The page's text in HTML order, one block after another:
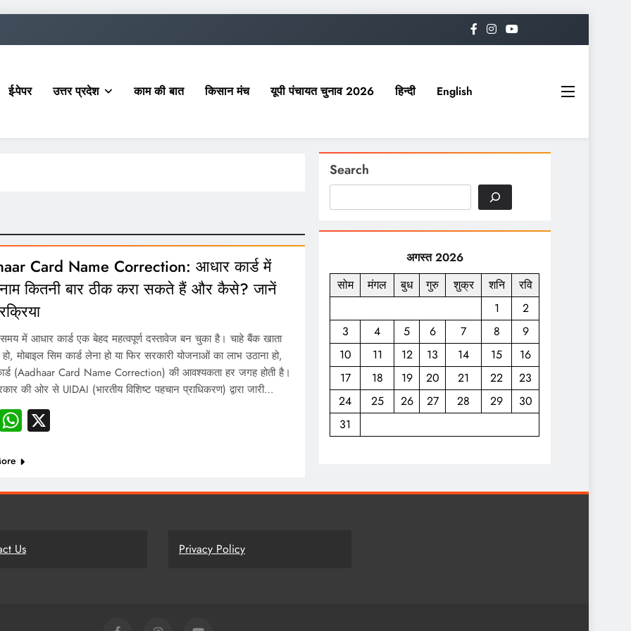
ई-पेपर उत्तर प्रदेश काम की बात किसान मंच यूपी पंचायत चुनाव 2026 हिन्दी English
Card Name Correction: आधार कार्ड में
कितनी बार ठीक करा सकते हैं और कैसे? जानें
में आधार कार्ड एक बेहद महत्वपूर्ण दस्तावेज बन चुका है। चाहे बैंक खाता
मोबाइल सिम कार्ड लेना हो या फिर सरकारी योजनाओं का लाभ उठाना हो,
(Aadhaar Card Name Correction) की आवश्यकता हर जगह होती है।
की ओर से UIDAI (भारतीय विशिष्ट पहचान प्राधिकरण) द्वारा जारी…
WhatsApp
X
Search
अगस्त 2026
सोम
मंगल बुध गुरु शुक्र शनि
रवि
1
2
3
4 5 6 7 8
9
10
11 12 13 14 15
16
17
18 19 20 21 22
23
24
25 26 27 28 29
30
31
Us Privacy Policy